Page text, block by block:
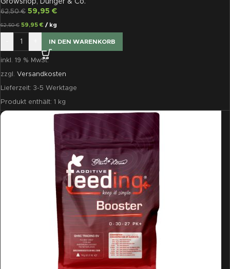
62,50€ 59,95 €
62,50€ 59,95€ / kg
IN DEN WARENKORB
inkl. 19 % MwSt.
zzgl. Versandkosten
Lieferzeit: 3-5 Werktage
Produkt enthält: 1 kg